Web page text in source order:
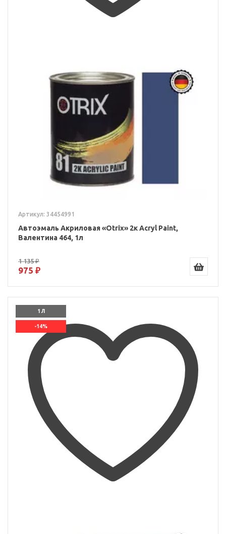
Артикул: 34454991
Автоэмаль Акриловая «Otrix» 2к Acryl Paint,
Валентина 464, 1л
1 135 ₽
975 ₽
1 Л
-14%